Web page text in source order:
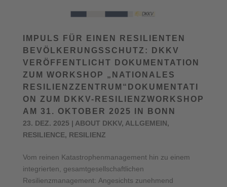
IMPULS FÜR EINEN RESILIENTEN
BEVÖLKERUNGSSCHUTZ: DKKV
VERÖFFENTLICHT DOKUMENTATION
ZUM WORKSHOP „NATIONALES
RESILIENZZENTRUM“DOKUMENTATI
ON ZUM DKKV-RESILIENZWORKSHOP
AM 31. OKTOBER 2025 IN BONN
23. DEZ. 2025 | ABOUT DKKV, ALLGEMEIN,
RESILIENCE, RESILIENZ
Vom reinen Katastrophenmanagement hin zu einem
integrierten, gesamtgesellschaftlichen
Resilienzmanagement: Angesichts zunehmend